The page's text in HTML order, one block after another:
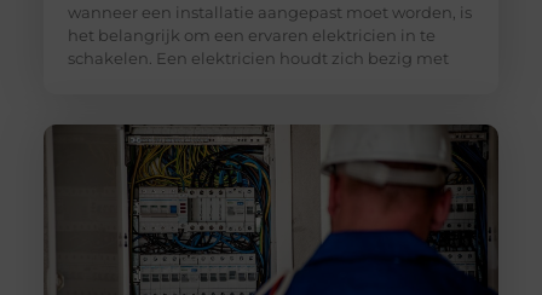
wanneer een installatie aangepast moet worden, is
het belangrijk om een ervaren elektricien in te
schakelen. Een elektricien houdt zich bezig met